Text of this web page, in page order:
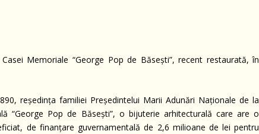
Memoriale “George Pop de Băsești”, recent restaurată, în
reședința familiei Președintelui Marii Adunări Naționale de la
“George Pop de Băsești”, o bijuterie arhitecturală care are o
de finanțare guvernamentală de 2,6 milioane de lei pentru